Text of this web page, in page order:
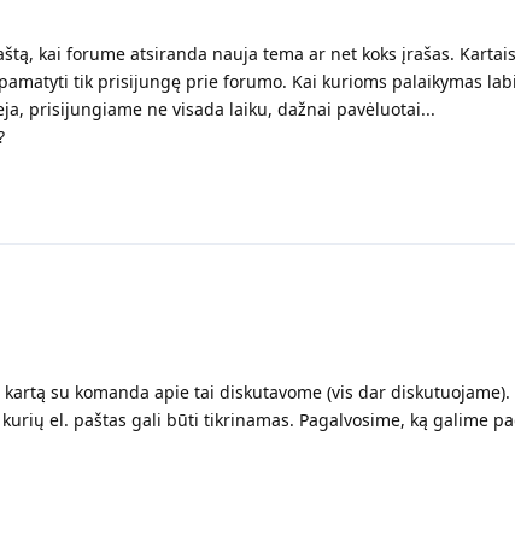
kai forume atsiranda nauja tema ar net koks įrašas.
tik prisijungę prie forumo. Kai kurioms palaikymas
prisijungiame ne visada laiku, dažnai pavėluotai...
su komanda apie tai diskutavome (vis dar diskutuojame).
el. paštas gali būti tikrinamas. Pagalvosime, ką galime